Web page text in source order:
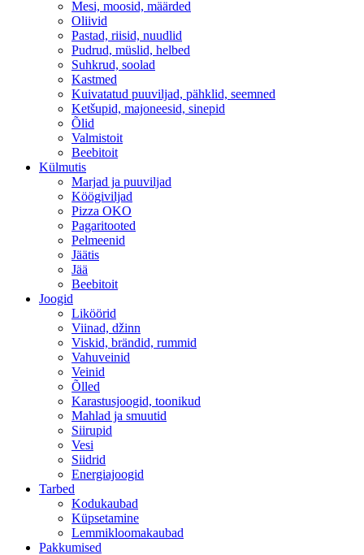
Mesi, moosid, määrded
Oliivid
Pastad, riisid, nuudlid
Pudrud, müslid, helbed
Suhkrud, soolad
Kastmed
Kuivatatud puuviljad, pähklid, seemned
Ketšupid, majoneesid, sinepid
Õlid
Valmistoit
Beebitoit
Külmutis
Marjad ja puuviljad
Köögiviljad
Pizza OKO
Pagaritooted
Pelmeenid
Jäätis
Jää
Beebitoit
Joogid
Liköörid
Viinad, džinn
Viskid, brändid, rummid
Vahuveinid
Veinid
Õlled
Karastusjoogid, toonikud
Mahlad ja smuutid
Siirupid
Vesi
Siidrid
Energiajoogid
Tarbed
Kodukaubad
Küpsetamine
Lemmikloomakaubad
Pakkumised